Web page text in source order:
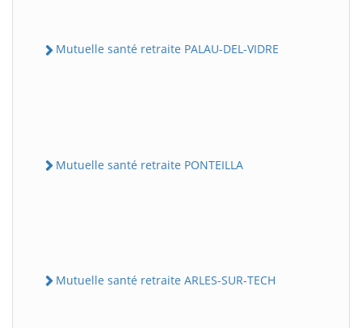
Mutuelle santé retraite PALAU-DEL-VIDRE
Mutuelle santé retraite PONTEILLA
Mutuelle santé retraite ARLES-SUR-TECH